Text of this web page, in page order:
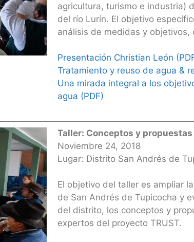
agricultura, turismo e industria)
del río Lurín. El objetivo
análisis de medidas y
Presentación Christian León
Tratamiento y reuso de agua &
Una mirada integral a los
agua (PDF)
Taller: Conceptos y
Noviembre 24, 2018
Lugar: Distrito San Andrés de
El objetivo del taller es ampliar
de San Andrés de Tupicocha y
del distrito, los conceptos y
expertos del proyecto TRUST.